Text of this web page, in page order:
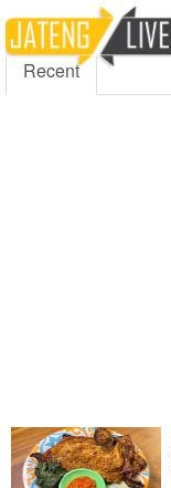
5000 Fans
Recent